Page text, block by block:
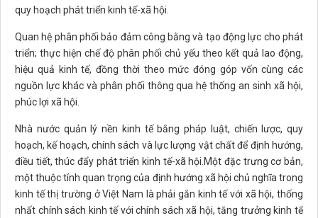
quy hoạch phát triển kinh tế-xã hội.
Quan hệ phân phối bảo đảm công bằng và tạo động lực cho phát
triển; thực hiện chế độ phân phối chủ yếu theo kết quả lao động,
hiệu quả kinh tế, đồng thời theo mức đóng góp vốn cùng các
nguồn lực khác và phân phối thông qua hệ thống an sinh xã hội,
phúc lợi xã hội.
Nhà nước quản lý nền kinh tế bằng pháp luật, chiến lược, quy
hoạch, kế hoạch, chính sách và lực lượng vật chất để định hướng,
điều tiết, thúc đẩy phát triển kinh tế-xã hội.Một đặc trưng cơ bản,
một thuộc tính quan trọng của định hướng xã hội chủ nghĩa trong
kinh tế thị trường ở Việt Nam là phải gắn kinh tế với xã hội, thống
nhất chính sách kinh tế với chính sách xã hội, tăng trưởng kinh tế